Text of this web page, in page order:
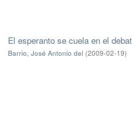
El esperanto se cuela en el
Barrio, José Antonio del (2009-02-19)